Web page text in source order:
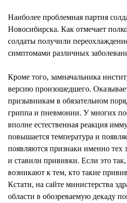
Наиболее проблемная партия
Новосибирска. Как отмечает
солдаты получили
симптомами различных
Кроме того, замначальника
версию произошедшего.
призывникам в обязательном
гриппа и пневмонии. У многих
вполне естественная реакция
повышается температура и
появляются признаки именно тех
и ставили прививки. Если это
возникают к тем, кто такие
Кстати, на сайте министерства
области в обозреваемую декаду